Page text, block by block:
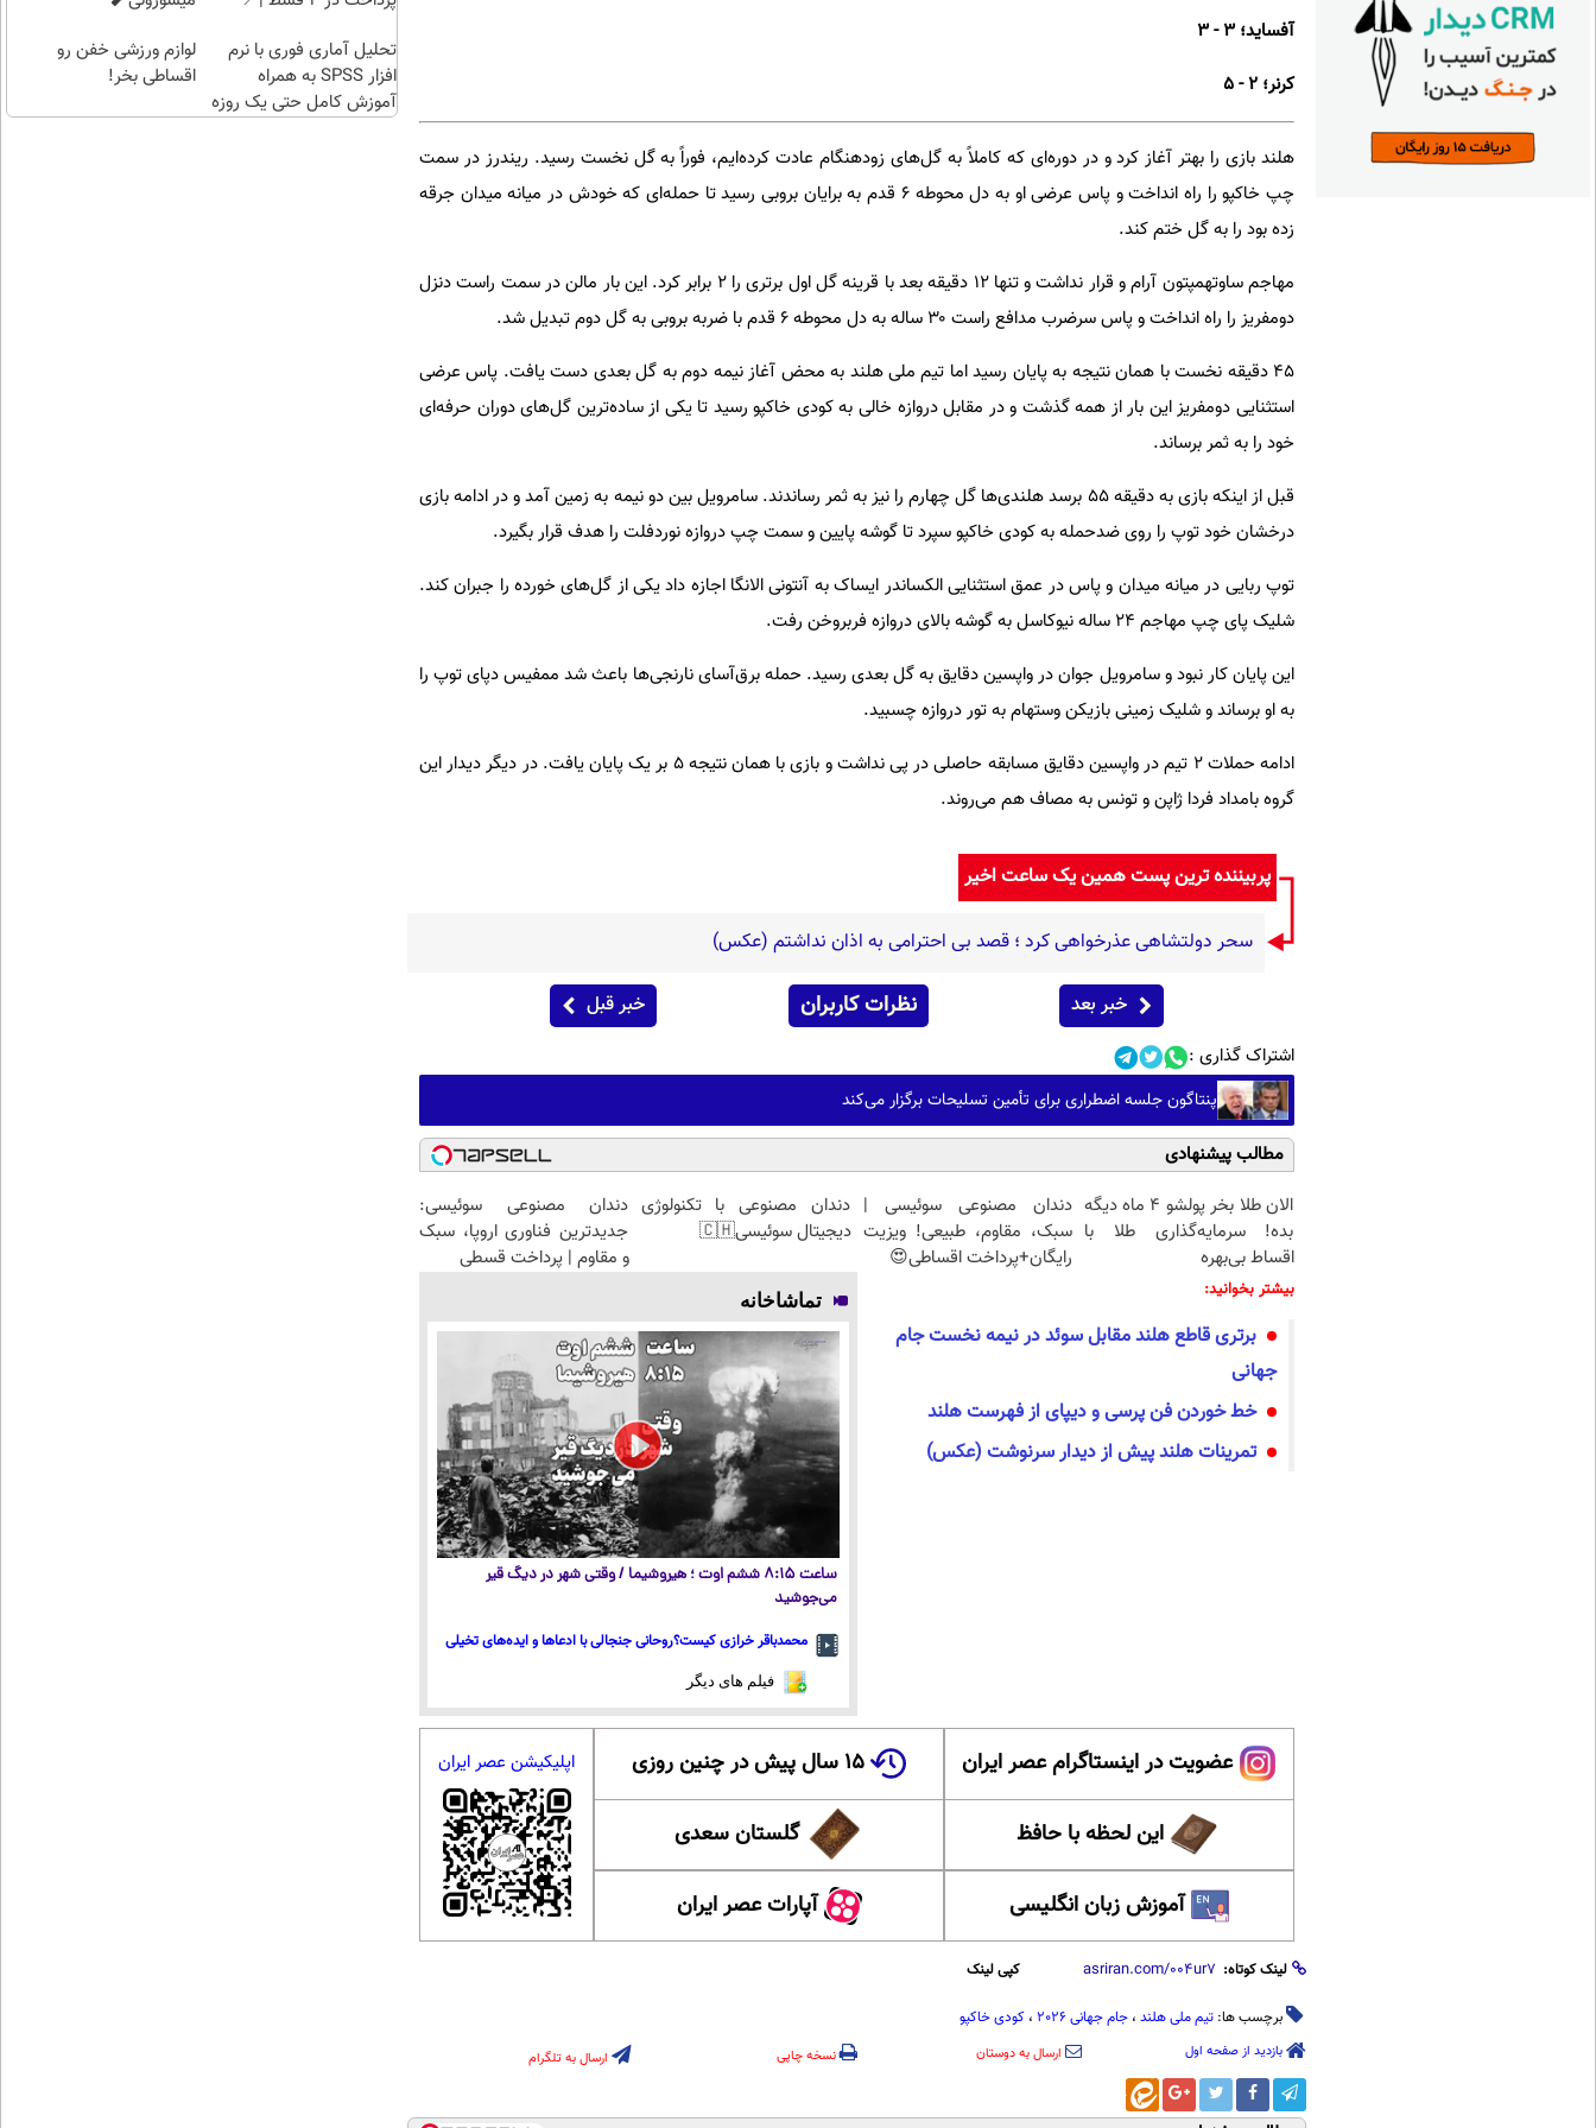
آفساید؛ ۳ - ۳
کرنر؛ ۲ - ۵
هلند بازی را بهتر آغاز کرد و در دوره‌ای که کاملاً به گل‌های زودهنگام عادت کرده‌ایم، فوراً به گل نخست رسید. ریندرز در سمت
چپ خاکپو را راه انداخت و پاس عرضی او به دل محوطه ۶ قدم به برایان بروبی رسید تا حمله‌ای که خودش در میانه میدان جرقه
زده بود را به گل ختم کند.
مهاجم ساوتهمپتون آرام و قرار نداشت و تنها ۱۲ دقیقه بعد با قرینه گل اول برتری را ۲ برابر کرد. این بار مالن در سمت راست دنزل
دومفریز را راه انداخت و پاس سرضرب مدافع راست ۳۰ ساله به دل محوطه ۶ قدم با ضربه بروبی به گل دوم تبدیل شد.
۴۵ دقیقه نخست با همان نتیجه به پایان رسید اما تیم ملی هلند به محض آغاز نیمه دوم به گل بعدی دست یافت. پاس عرضی
استثنایی دومفریز این بار از همه گذشت و در مقابل دروازه خالی به کودی خاکپو رسید تا یکی از ساده‌ترین گل‌های دوران حرفه‌ای
خود را به ثمر برساند.
قبل از اینکه بازی به دقیقه ۵۵ برسد هلندی‌ها گل چهارم را نیز به ثمر رساندند. سامرویل بین دو نیمه به زمین آمد و در ادامه بازی
درخشان خود توپ را روی ضدحمله به کودی خاکپو سپرد تا گوشه پایین و سمت چپ دروازه نوردفلت را هدف قرار بگیرد.
توپ ربایی در میانه میدان و پاس در عمق استثنایی الکساندر ایساک به آنتونی الانگا اجازه داد یکی از گل‌های خورده را جبران کند.
شلیک پای چپ مهاجم ۲۴ ساله نیوکاسل به گوشه بالای دروازه فربروخن رفت.
این پایان کار نبود و سامرویل جوان در واپسین دقایق به گل بعدی رسید. حمله برق‌آسای نارنجی‌ها باعث شد ممفیس دپای توپ را
به او برساند و شلیک زمینی بازیکن وستهام به تور دروازه چسبید.
ادامه حملات ۲ تیم در واپسین دقایق مسابقه حاصلی در پی نداشت و بازی با همان نتیجه ۵ بر یک پایان یافت. در دیگر دیدار این
گروه بامداد فردا ژاپن و تونس به مصاف هم می‌روند.
پربیننده ترین پست همین یک ساعت اخیر
سحر دولتشاهی عذرخواهی کرد ؛ قصد بی احترامی به اذان نداشتم (عکس)
خبر بعد نظرات کاربران خبر قبل
اشتراک گذاری :
پنتاگون جلسه اضطراری برای تأمین تسلیحات برگزار می‌کند
مطالب پیشنهادی
الان طلا بخر پولشو 4 ماه دیگه
بده! سرمایه‌گذاری طلا با
اقساط بی‌بهره
دندان مصنوعی سوئیسی |
سبک، مقاوم، طبیعی! ویزیت
رایگان+پرداخت اقساطی😍
دندان مصنوعی با تکنولوژی
دیجیتال سوئیسی🇨🇭
دندان مصنوعی سوئیسی:
جدیدترین فناوری اروپا، سبک
و مقاوم | پرداخت قسطی
بیشتر بخوانید:
برتری قاطع هلند مقابل سوئد در نیمه نخست جام
جهانی
خط خوردن فن پرسی و دیپای از فهرست هلند
تمرینات هلند پیش از دیدار سرنوشت (عکس)
تماشاخانه
ساعت ۸:۱۵ ششم اوت ؛ هیروشیما / وقتی شهر در دیگ قیر
می‌جوشید
محمدباقر خرازی کیست؟روحانی جنجالی با ادعاها و ایده‌های تخیلی
فیلم های دیگر
عضویت در اینستاگرام عصر ایران ۱۵ سال پیش در چنین روزی
این لحظه با حافظ گلستان سعدی
آموزش زبان انگلیسی آپارات عصر ایران
اپلیکیشن عصر ایران
لینک کوتاه: کپی لینک
برچسب ها: تیم ملی هلند ، جام جهانی 2026 ، کودی خاکپو
بازدید از صفحه اول ارسال به دوستان نسخه چاپی ارسال به تلگرام
تحلیل آماری فوری با نرم
افزار SPSS به همراه
آموزش کامل حتی یک روزه
لوازم ورزشی خفن رو
اقساطی بخر!